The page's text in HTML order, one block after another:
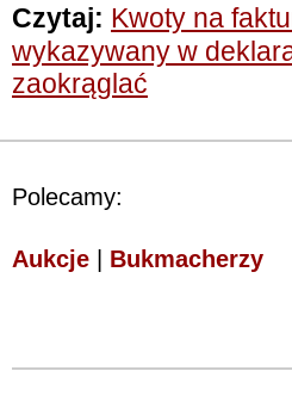
Czytaj: Kwoty na
wykazywany w
zaokrąglać
Polecamy:
Aukcje Bukmacherzy